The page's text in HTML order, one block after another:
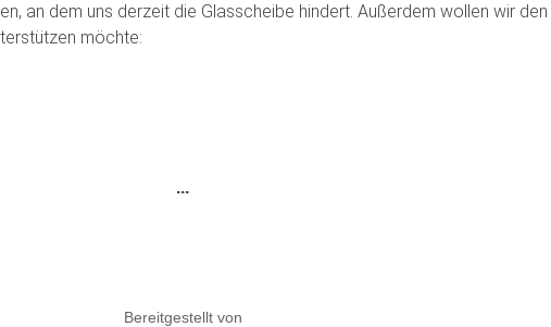
an dem uns derzeit die Glasscheibe hindert. Außerdem wollen wir
möchte: